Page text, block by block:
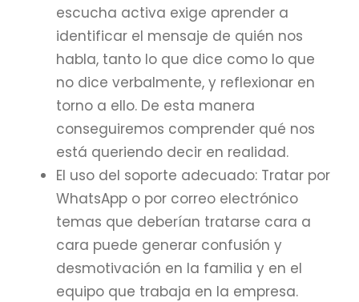
escucha activa exige aprender a
identificar el mensaje de quién nos
habla, tanto lo que dice como lo que
no dice verbalmente, y reflexionar en
torno a ello. De esta manera
conseguiremos comprender qué nos
está queriendo decir en realidad.
El uso del soporte adecuado: Tratar por
WhatsApp o por correo electrónico
temas que deberían tratarse cara a
cara puede generar confusión y
desmotivación en la familia y en el
equipo que trabaja en la empresa.